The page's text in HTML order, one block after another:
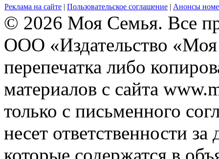
Реклама на сайте | Пользовательское соглашение | Анонсы
© 2026 Моя Семья. Все
ООО «Издательство
перепечатка либо
материалов с сайта
только с письменного
несет ответственности
которые содержатся в